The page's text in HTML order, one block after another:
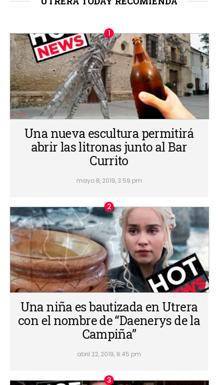
Una nueva escultura permitirá
abrir las litronas junto al Bar
Currito
mayo 8, 2019, 3:59 pm
Una niña es bautizada en Utrera
con el nombre de “Daenerys de la
Campiña”
abril 22, 2019, 9:45 pm